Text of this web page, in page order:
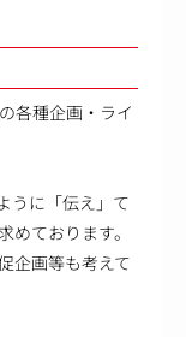
各種企画・ライ
うに「伝え」て
めております。
企画等も考えて